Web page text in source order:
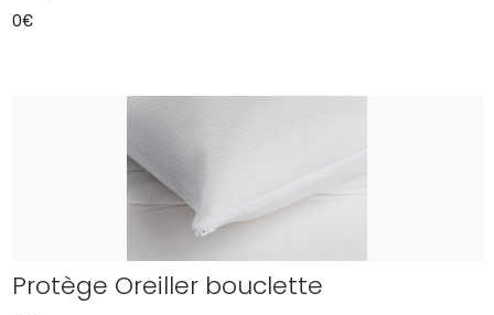
0€
Protège Oreiller bouclette